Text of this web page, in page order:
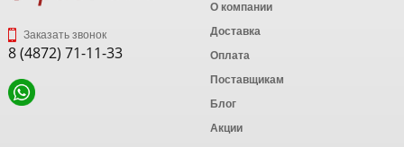
Заказать звонок
8 (4872) 71-11-33
О компании
Доставка
Оплата
Поставщикам
Блог
Акции